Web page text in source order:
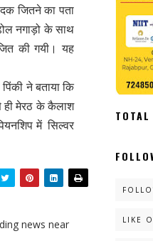
जितने का पता
नगाड़ो के साथ
की गयी। यह
ने बताया कि
ही मेरठ के कैलाश
में सिल्वर
news near
TOTAL
LIKE